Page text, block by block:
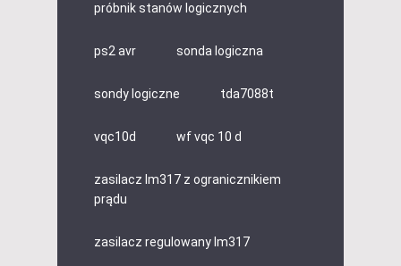
próbnik stanów logicznych
ps2 avr sonda logiczna
sondy logiczne tda7088t
vqc10d wf vqc 10 d
zasilacz lm317 z ogranicznikiem
prądu
zasilacz regulowany lm317